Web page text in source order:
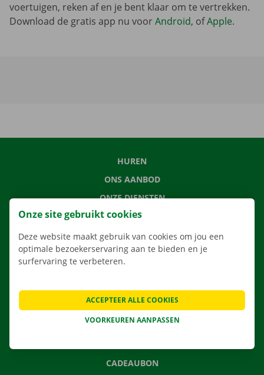
voertuigen, reken af en je bent klaar om te vertrekken.
Download de gratis app nu voorAndroid, ofApple.
HUREN
ONS AANBOD
ONZE DIENSTEN
LOCATIES
APP
VERHUISOPLOSSINGEN
CONTACTEER ONS
VEELGESTELDE VRAGEN
CADEAUBON
Onze site gebruikt cookies
Deze website maakt gebruik van cookies om jou een
optimale bezoekerservaring aan te bieden en je
surfervaring te verbeteren.
VOORKEUREN AANPASSEN
ACCEPTEER ALLE COOKIES